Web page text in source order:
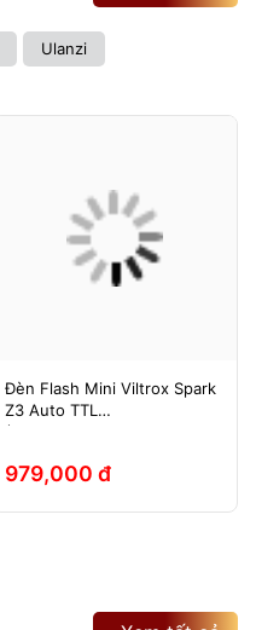
Ulanzi
Đèn Flash Mini Viltrox Spark
Z3 Auto TTL
(Fuji/Sony/Canon/Nikon)
979,000 đ